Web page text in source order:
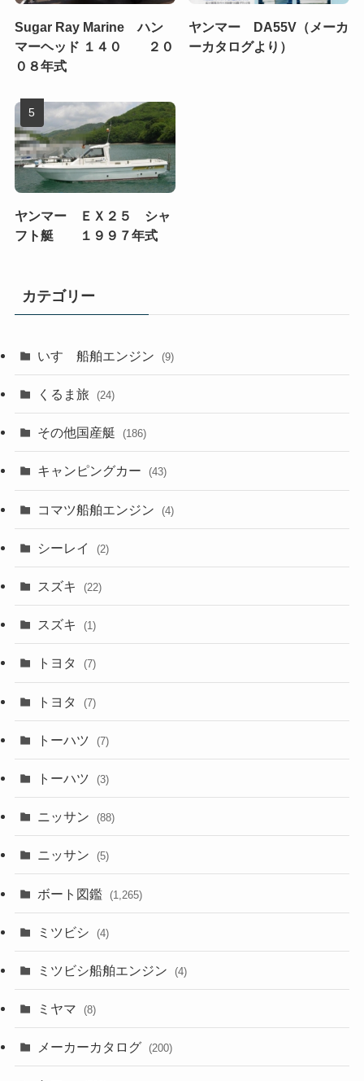
Sugar Ray Marine ハン
マーヘッド １４０ ２０
０８年式
ヤンマー DA55V（メーカ
ーカタログより）
ヤンマー ＥＸ２５ シャ
フト艇 １９９７年式
カテゴリー
いすゞ船舶エンジン (9)
くるま旅 (24)
その他国産艇 (186)
キャンピングカー (43)
コマツ船舶エンジン (4)
シーレイ (2)
スズキ (22)
スズキ (1)
トヨタ (7)
トヨタ (7)
トーハツ (7)
トーハツ (3)
ニッサン (88)
ニッサン (5)
ボート図鑑 (1,265)
ミツビシ (4)
ミツビシ船舶エンジン (4)
ミヤマ (8)
メーカーカタログ (200)